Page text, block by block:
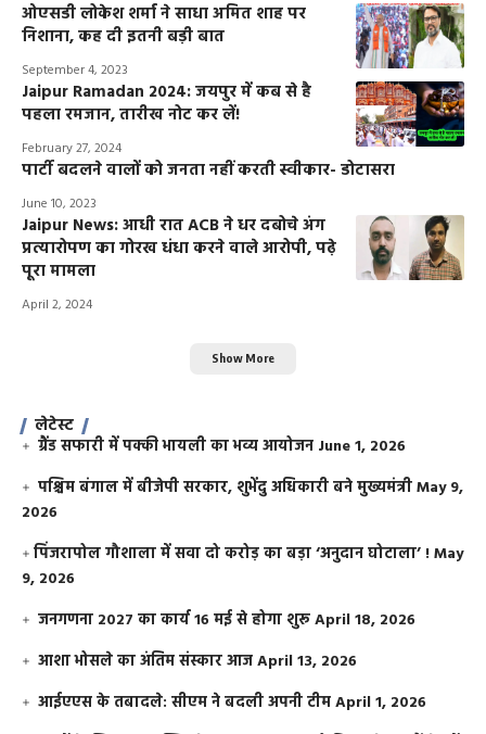
ओएसडी लोकेश शर्मा ने साधा अमित शाह पर
निशाना, कह दी इतनी बड़ी बात
September 4, 2023
Jaipur Ramadan 2024: जयपुर में कब से है
पहला रमजान, तारीख नोट कर लें!
February 27, 2024
पार्टी बदलने वालों को जनता नहीं करती स्वीकार- डोटासरा
June 10, 2023
Jaipur News: आधी रात ACB ने धर दबोचे अंग
प्रत्यारोपण का गोरख धंधा करने वाले आरोपी, पढ़े
पूरा मामला
April 2, 2024
Show More
लेटेस्ट
ग्रैंड सफारी में पक्की भायली का भव्य आयोजन June 1, 2026
पश्चिम बंगाल में बीजेपी सरकार, शुभेंदु अधिकारी बने मुख्यमंत्रीMay 9,
2026
​पिंजरापोल गौशाला में सवा दो करोड़ का बड़ा ‘अनुदान घोटाला’ !May
9, 2026
जनगणना 2027 का कार्य 16 मई से होगा शुरूApril 18, 2026
आशा भोसले का अंतिम संस्कार आजApril 13, 2026
आईएएस के तबादले: सीएम ने बदली अपनी टीमApril 1, 2026